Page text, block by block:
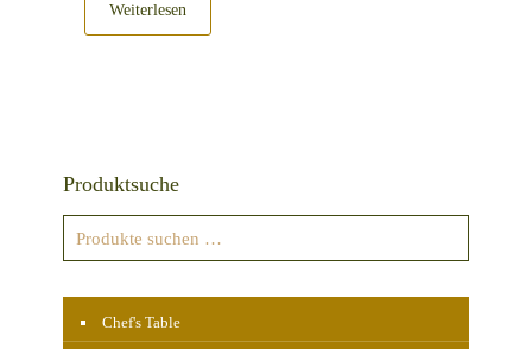
Weiterlesen
Produktsuche
Chef's Table